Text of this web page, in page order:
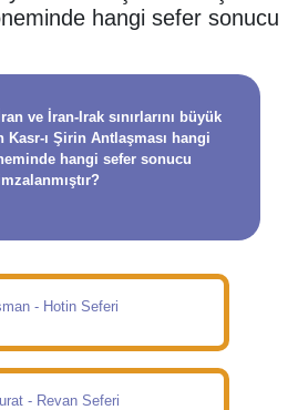
hangi sefer sonucu
ve İran-Irak sınırlarını büyük
ı Şirin Antlaşması hangi
hangi sefer sonucu
- Hotin Seferi
- Revan Seferi